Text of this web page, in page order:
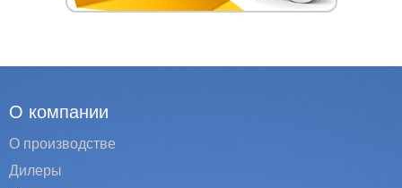
О компании
О производстве
Дилеры